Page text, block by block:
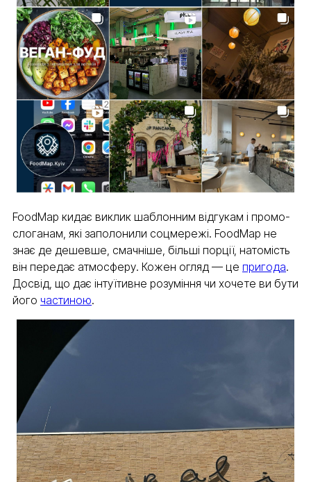
FoodMap кидає виклик шаблонним відгукам і промо-
слоганам, які заполонили соцмережі. FoodMap не
знає де дешевше, смачніше, більші порції, натомість
він передає атмосферу. Кожен огляд — це пригода.
Досвід, що дає інтуїтивне розуміння чи хочете ви бути
його частиною.